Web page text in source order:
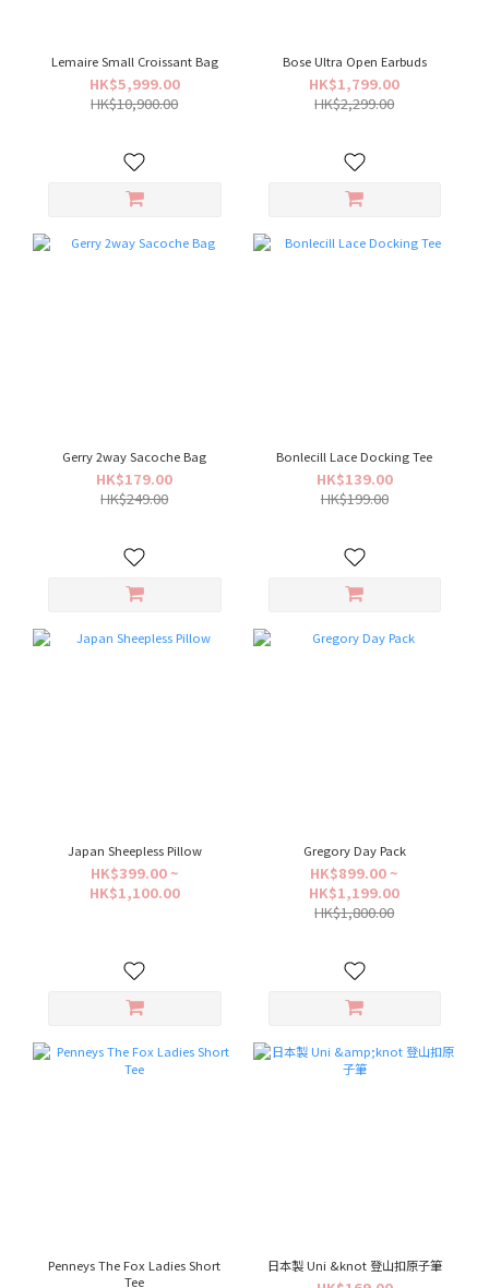
Lemaire Small Croissant Bag
HK$5,999.00
HK$10,900.00
Bose Ultra Open Earbuds
HK$1,799.00
HK$2,299.00
Gerry 2way Sacoche Bag
HK$179.00
HK$249.00
Bonlecill Lace Docking Tee
HK$139.00
HK$199.00
Japan Sheepless Pillow
HK$399.00 ~
HK$1,100.00
Gregory Day Pack
HK$899.00 ~
HK$1,199.00
HK$1,800.00
Penneys The Fox Ladies Short
Tee
日本製 Uni &knot 登山扣原子筆